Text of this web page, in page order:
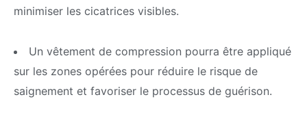
minimiser les cicatrices visibles.
Un vêtement de compression pourra être appliqué
sur les zones opérées pour réduire le risque de
saignement et favoriser le processus de guérison.